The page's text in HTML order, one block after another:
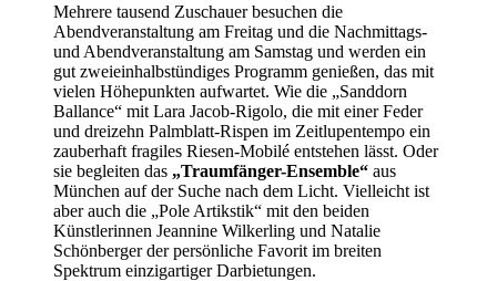
Mehrere tausend Zuschauer besuchen die
Abendveranstaltung am Freitag und die Nachmittags-
und Abendveranstaltung am Samstag und werden ein
gut zweieinhalbstündiges Programm genießen, das mit
vielen Höhepunkten aufwartet. Wie die „Sanddorn
Ballance“ mit Lara Jacob-Rigolo, die mit einer Feder
und dreizehn Palmblatt-Rispen im Zeitlupentempo ein
zauberhaft fragiles Riesen-Mobilé entstehen lässt. Oder
sie begleiten das „Traumfänger-Ensemble“ aus
München auf der Suche nach dem Licht. Vielleicht ist
aber auch die „Pole Artikstik“ mit den beiden
Künstlerinnen Jeannine Wilkerling und Natalie
Schönberger der persönliche Favorit im breiten
Spektrum einzigartiger Darbietungen.